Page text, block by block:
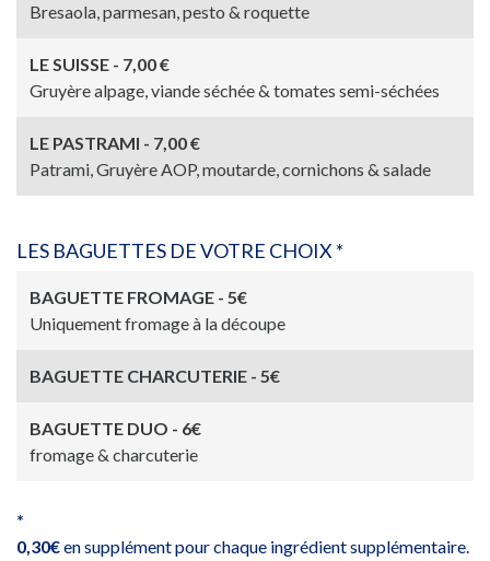
Bresaola, parmesan, pesto & roquette
LE SUISSE - 7,00 €
Gruyère alpage, viande séchée & tomates semi-séchées
LE PASTRAMI - 7,00 €
Patrami, Gruyère AOP, moutarde, cornichons & salade
LES BAGUETTES DE VOTRE CHOIX *
BAGUETTE FROMAGE - 5€
Uniquement fromage à la découpe
BAGUETTE CHARCUTERIE - 5€
BAGUETTE DUO - 6€
fromage & charcuterie
*
0,30€en supplément pour chaque ingrédient supplémentaire.